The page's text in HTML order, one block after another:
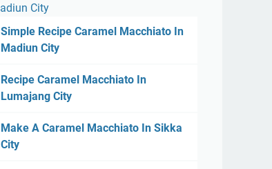
Simple Recipe Caramel Macchiato In
Madiun City
Recipe Caramel Macchiato In
Lumajang City
Make A Caramel Macchiato In Sikka
City